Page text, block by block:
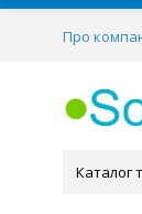
Про
Каталог